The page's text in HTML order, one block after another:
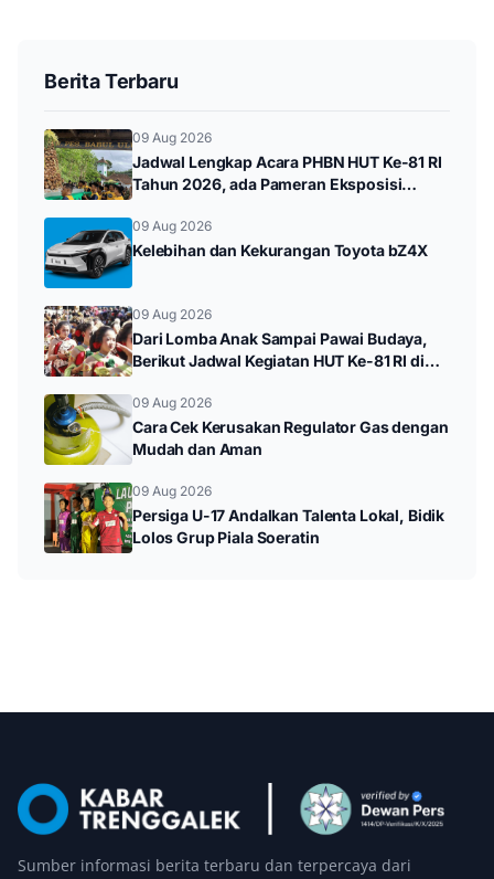
Berita Terbaru
09 Aug 2026
Jadwal Lengkap Acara PHBN HUT Ke-81 RI
Tahun 2026, ada Pameran Eksposisi
09 Aug 2026
Kelebihan dan Kekurangan Toyota bZ4X
09 Aug 2026
Dari Lomba Anak Sampai Pawai Budaya,
Berikut Jadwal Kegiatan HUT Ke-81 RI di
09 Aug 2026
Cara Cek Kerusakan Regulator Gas dengan
Mudah dan Aman
09 Aug 2026
Persiga U-17 Andalkan Talenta Lokal, Bidik
Lolos Grup Piala Soeratin
Sumber informasi berita terbaru dan terpercaya dari